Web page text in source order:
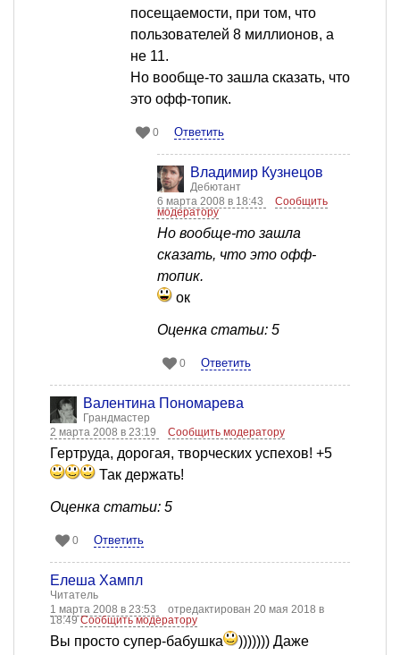
посещаемости, при том, что
пользователей 8 миллионов, а
не 11.
Но вообще-то зашла сказать, что
это офф-топик.
0 Ответить
Владимир Кузнецов
Дебютант
6 марта 2008 в 18:43
Сообщить
модератору
Но вообще-то зашла
сказать, что это офф-
топик.
ок
Оценка статьи: 5
0 Ответить
Валентина Пономарева
Грандмастер
2 марта 2008 в 23:19
Сообщить модератору
Гертруда, дорогая, творческих успехов! +5
Так держать!
Оценка статьи: 5
0 Ответить
Елеша Хампл
Читатель
1 марта 2008 в 23:53
отредактирован 20 мая 2018 в
18:49Сообщить модератору
Вы просто супер-бабушка
))))))) Даже